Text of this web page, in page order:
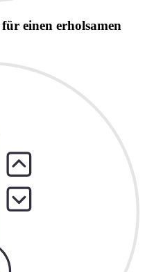
einen erholsamen